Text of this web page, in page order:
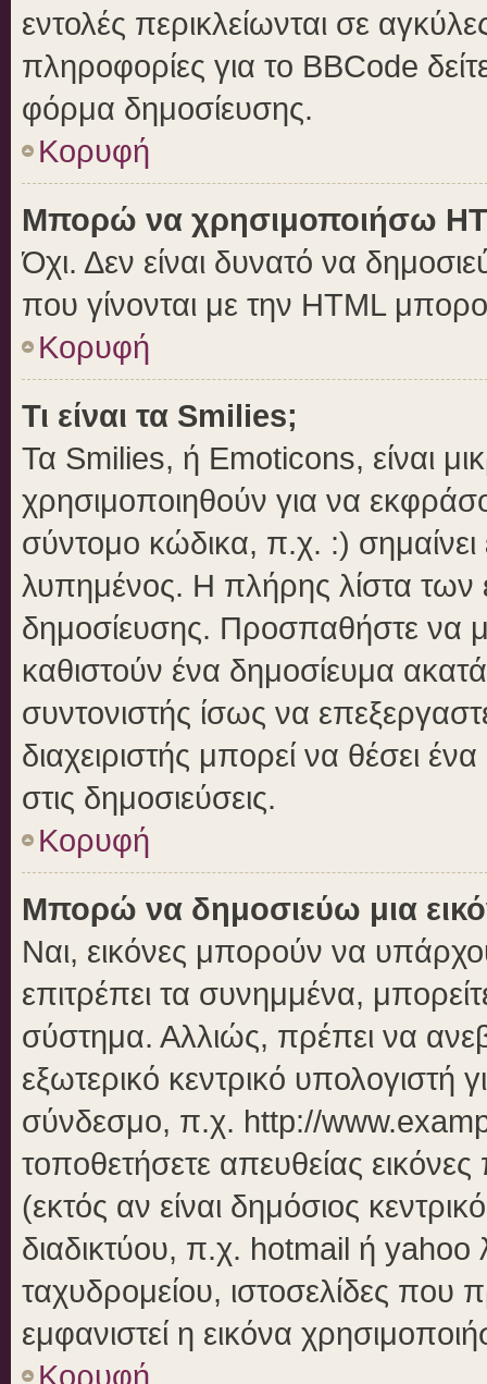
εντολές περικλείωνται σε
πληροφορίες για το BBCode
φόρμα δημοσίευσης.
Κορυφή
Μπορώ να χρησιμοποιήσω
Όχι. Δεν είναι δυνατό να
που γίνονται με την HTML
Κορυφή
Τι είναι τα Smilies;
Τα Smilies, ή Emoticons, είναι
χρησιμοποιηθούν για να
σύντομο κώδικα, π.χ. :)
λυπημένος. Η πλήρης λίστα των
δημοσίευσης. Προσπαθήστε να
καθιστούν ένα δημοσίευμα
συντονιστής ίσως να
διαχειριστής μπορεί να θέσει
στις δημοσιεύσεις.
Κορυφή
Μπορώ να δημοσιεύω μια
Ναι, εικόνες μπορούν να
επιτρέπει τα συνημμένα,
σύστημα. Αλλιώς, πρέπει να
εξωτερικό κεντρικό υπολογιστή
σύνδεσμο, π.χ. http://
τοποθετήσετε απευθείας
(εκτός αν είναι δημόσιος
διαδικτύου, π.χ. hotmail ή yahoo
ταχυδρομείου, ιστοσελίδες που
εμφανιστεί η εικόνα
Κορυφή